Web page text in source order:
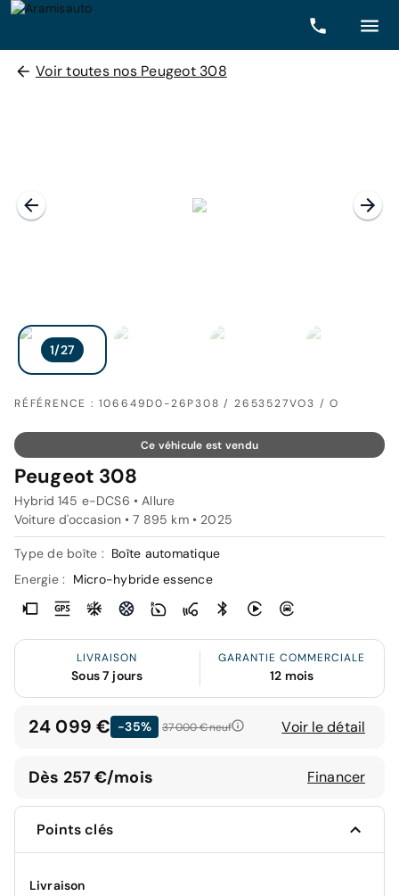
Voir toutes nos Peugeot 308
RÉFÉRENCE : 106649D0-26P308 / 2653527VO3 / O
Ce véhicule est vendu
Peugeot 308
Hybrid 145 e-DCS6 • Allure
Voiture d'occasion • 7 895 km • 2025
Type de boîte : Boîte automatique
Energie :
Micro-hybride essence
LIVRAISON
Sous 7 jours
GARANTIE COMMERCIALE
12 mois
24 099 € -35% 37 000 €neuf Voir le détail
Dès 257 €/mois Financer
Points clés
Livraison